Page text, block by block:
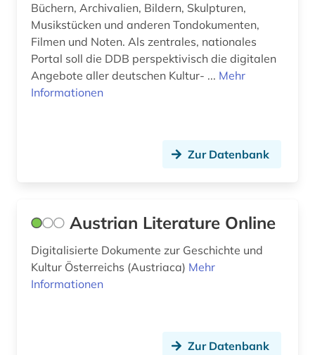
zeitgeschichte &amp;lt;fach&amp;gt; (1)
zeitschrift (1)
ökologie (2)
österreich (6)
Büchern, Archivalien, Bildern, Skulpturen,
Musikstücken und anderen Tondokumenten,
Filmen und Noten. Als zentrales, nationales
Portal soll die DDB perspektivisch die digitalen
Angebote aller deutschen Kultur- ... Mehr
Informationen
Zur Datenbank
Austrian Literature Online
Digitalisierte Dokumente zur Geschichte und
Kultur Österreichs (Austriaca) Mehr
Informationen
Zur Datenbank